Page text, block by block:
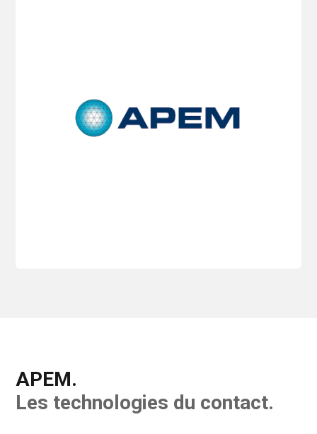
APEM.
Les technologies du contact.